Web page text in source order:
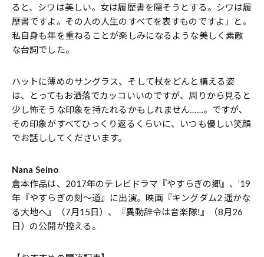
ると、シワは美しい。女は履歴書を隠そうとする。シワは履
歴書ですよ。その人の人生のすべてを表すものですよ」と。
私自身も年を重ねることが楽しみになるような美しく素敵
な台詞でした。
ハットに薄めのサングラス、そして杖をどんと構える姿
は、とってもお洒落でカッコいいのですが、周りから見ると
少し怖そうな印象を持たれるかもしれません……。ですが、
その印象がすべてひっくり返るくらいに、いつも優しい笑顔
でお話ししてくださいます。
Nana Seino
倉本作品は、2017年のテレビドラマ『やすらぎの郷』、’19
年『やすらぎの刻〜道』に出演。映画『キングダム2 遥かな
る大地へ』（7月15日）、『異動辞令は音楽隊!』（8月26
日）の公開が控える。